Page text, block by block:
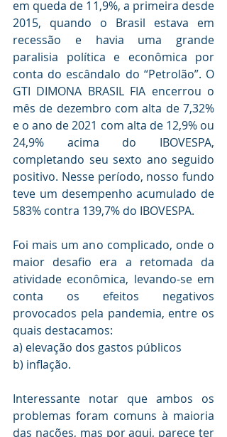
em queda de 11,9%, a primeira desde
2015, quando o Brasil estava em
recessão e havia uma grande
paralisia política e econômica por
conta do escândalo do “Petrolão”. O
GTI DIMONA BRASIL FIA encerrou o
mês de dezembro com alta de 7,32%
e o ano de 2021 com alta de 12,9% ou
24,9% acima do IBOVESPA,
completando seu sexto ano seguido
positivo. Nesse período, nosso fundo
teve um desempenho acumulado de
583% contra 139,7% do IBOVESPA.
Foi mais um ano complicado, onde o
maior desafio era a retomada da
atividade econômica, levando-se em
conta os efeitos negativos
provocados pela pandemia, entre os
quais destacamos:
a) elevação dos gastos públicos
b) inflação.
Interessante notar que ambos os
problemas foram comuns à maioria
das nações, mas por aqui, parece ter